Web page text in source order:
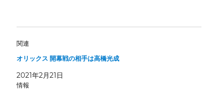
関連
オリックス 開幕戦の相手は高橋光成
2021年2月21日
情報